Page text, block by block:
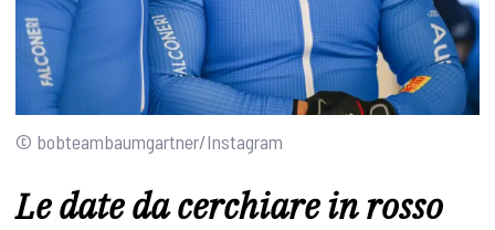
© bobteambaumgartner/Instagram
Le date da cerchiare in rosso